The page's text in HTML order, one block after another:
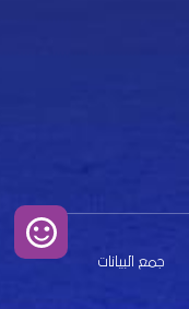
جمع البيانات